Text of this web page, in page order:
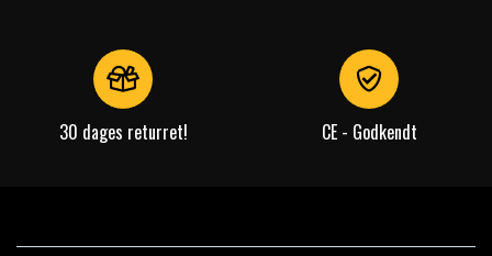
30 dages returret! CE - Godkendt